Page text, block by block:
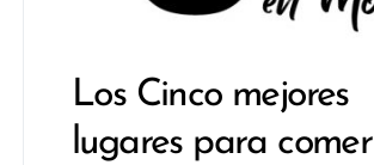
Los Cinco mejores
lugares para comer